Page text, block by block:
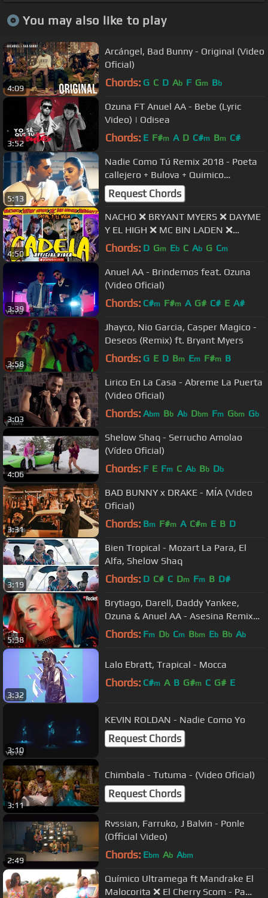
You may also like to play
4:09
Arcángel, Bad Bunny - Original (Video
Oficial)
Chords: G C D Ab F Gm Bb
3:52
Ozuna FT Anuel AA - Bebe (Lyric
Video) | Odisea
Chords: E F#m A D C#m Bm C#
5:13
Nadie Como Tú Remix 2018 - Poeta
callejero + Bulova + Quimico
Ultramega + Jay B + Yenz Garcia
Request Chords
4:50
NACHO ❌ BRYANT MYERS ❌ DAYME
Y EL HIGH ❌ MC BIN LADEN ❌
ALMIGHTY - Cadela (Official Video)
Chords: D Gm Eb C Ab G Cm
3:39
Anuel AA - Brindemos feat. Ozuna
(Video Oficial)
Chords: C#m F#m A G# C# E A#
3:58
Jhayco, Nio Garcia, Casper Magico -
Deseos (Remix) ft. Bryant Myers
Chords: G E D Bm Em F#m B
3:03
Lirico En La Casa - Abreme La Puerta
(Video Oficial)
Chords: Abm Bb Ab Dbm Fm Gbm Gb
4:06
Shelow Shaq - Serrucho Amolao
(Vídeo Oficial)
Chords: F E Fm C Ab Bb Db
3:31
BAD BUNNY x DRAKE - MÍA (Video
Oficial)
Chords: Bm F#m A C#m E B D
3:19
Bien Tropical - Mozart La Para, El
Alfa, Shelow Shaq
Chords: D C# C Dm Fm B D#
5:38
Brytiago, Darell, Daddy Yankee,
Ozuna & Anuel AA - Asesina Remix
(Video Oficial)
Chords: Fm Db Cm Bbm Eb Bb Ab
3:32
Lalo Ebratt, Trapical - Mocca
Chords: C#m A B G#m C G# E
3:10
KEVIN ROLDAN - Nadie Como Yo
Request Chords
3:11
Chimbala - Tutuma - (Video Oficial)
Request Chords
2:49
Rvssian, Farruko, J Balvin - Ponle
(Official Video)
Chords: Ebm Ab Abm
Químico Ultramega ft Mandrake El
Malocorita ❌ El Cherry Scom - Pa